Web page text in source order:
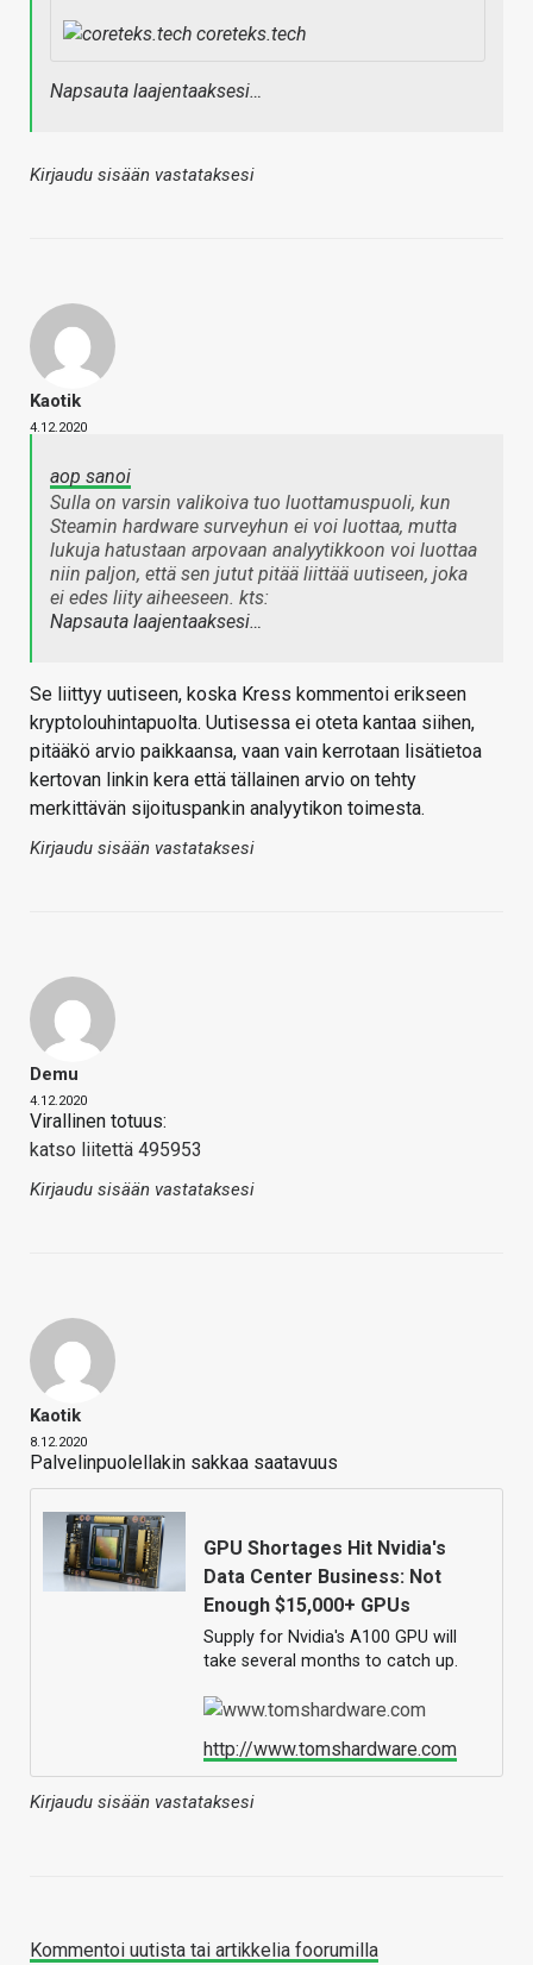
coreteks.tech
Napsauta laajentaaksesi…
Kirjaudu sisään vastataksesi
Kaotik
4.12.2020
aop sanoi
Sulla on varsin valikoiva tuo luottamuspuoli, kun
Steamin hardware surveyhun ei voi luottaa, mutta
lukuja hatustaan arpovaan analyytikkoon voi luottaa
niin paljon, että sen jutut pitää liittää uutiseen, joka
ei edes liity aiheeseen. kts:
Napsauta laajentaaksesi…
Se liittyy uutiseen, koska Kress kommentoi erikseen
kryptolouhintapuolta. Uutisessa ei oteta kantaa siihen,
pitääkö arvio paikkaansa, vaan vain kerrotaan lisätietoa
kertovan linkin kera että tällainen arvio on tehty
merkittävän sijoituspankin analyytikon toimesta.
Kirjaudu sisään vastataksesi
Demu
4.12.2020
Virallinen totuus:
katso liitettä 495953
Kirjaudu sisään vastataksesi
Kaotik
8.12.2020
Palvelinpuolellakin sakkaa saatavuus
GPU Shortages Hit Nvidia's
Data Center Business: Not
Enough $15,000+ GPUs
Supply for Nvidia's A100 GPU will
take several months to catch up.
http://www.tomshardware.com
Kirjaudu sisään vastataksesi
Kommentoi uutista tai artikkelia foorumilla